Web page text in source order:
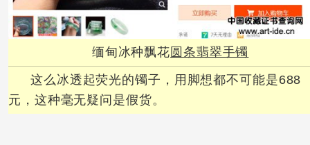
缅甸冰种飘花圆条翡翠手镯
这么冰透起荧光的镯子，用脚想都不可能是688
元，这种毫无疑问是假货。